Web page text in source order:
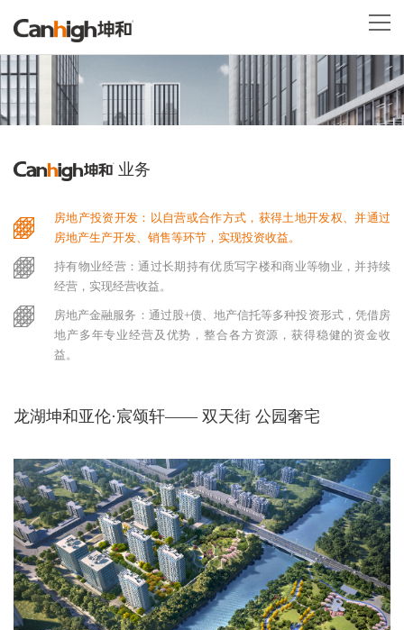
业务
房地产投资开发：以自营或合作方式，获得土地开发权、并通过
房地产生产开发、销售等环节，实现投资收益。
持有物业经营：通过长期持有优质写字楼和商业等物业，并持续
经营，实现经营收益。
房地产金融服务：通过股+债、地产信托等多种投资形式，凭借房
地产多年专业经营及优势，整合各方资源，获得稳健的资金收
益。
龙湖坤和亚伦·宸颂轩—— 双天街 公园奢宅